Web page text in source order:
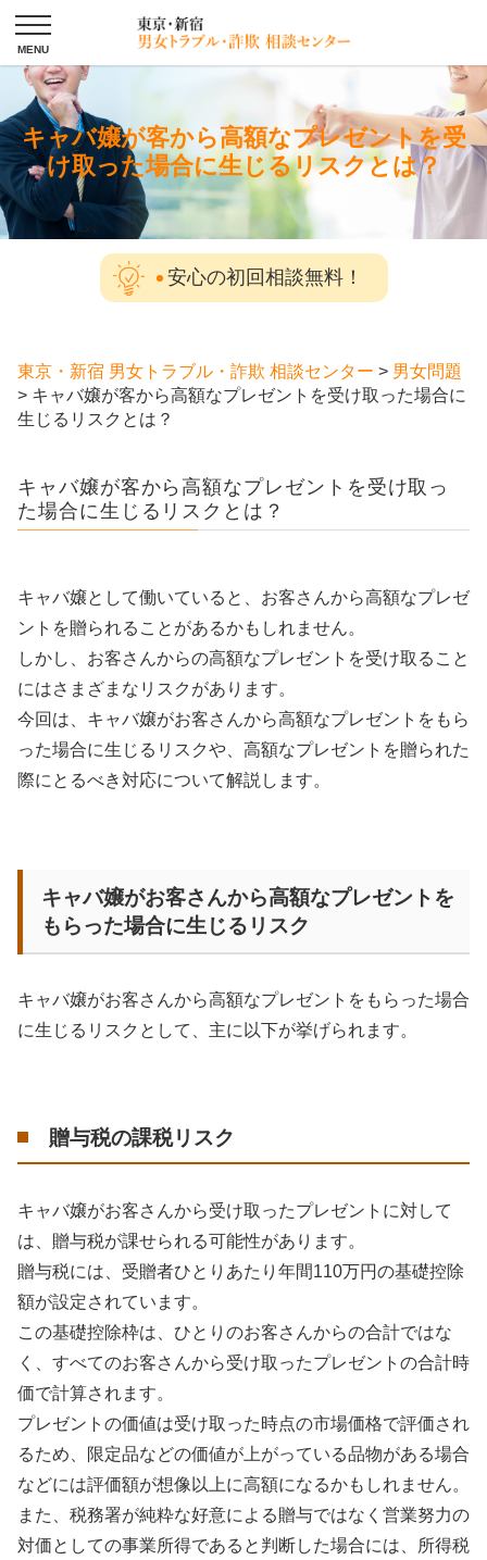
キャバ嬢が客から高額なプレゼントを受
け取った場合に生じるリスクとは？
安心の初回相談無料！
東京・新宿 男女トラブル・詐欺 相談センター > 男女問題
> キャバ嬢が客から高額なプレゼントを受け取った場合に
生じるリスクとは？
キャバ嬢が客から高額なプレゼントを受け取っ
た場合に生じるリスクとは？
キャバ嬢として働いていると、お客さんから高額なプレゼ
ントを贈られることがあるかもしれません。
しかし、お客さんからの高額なプレゼントを受け取ること
にはさまざまなリスクがあります。
今回は、キャバ嬢がお客さんから高額なプレゼントをもら
った場合に生じるリスクや、高額なプレゼントを贈られた
際にとるべき対応について解説します。
キャバ嬢がお客さんから高額なプレゼントを
もらった場合に生じるリスク
キャバ嬢がお客さんから高額なプレゼントをもらった場合
に生じるリスクとして、主に以下が挙げられます。
贈与税の課税リスク
キャバ嬢がお客さんから受け取ったプレゼントに対して
は、贈与税が課せられる可能性があります。
贈与税には、受贈者ひとりあたり年間110万円の基礎控除
額が設定されています。
この基礎控除枠は、ひとりのお客さんからの合計ではな
く、すべてのお客さんから受け取ったプレゼントの合計時
価で計算されます。
プレゼントの価値は受け取った時点の市場価格で評価され
るため、限定品などの価値が上がっている品物がある場合
などには評価額が想像以上に高額になるかもしれません。
また、税務署が純粋な好意による贈与ではなく営業努力の
対価としての事業所得であると判断した場合には、所得税